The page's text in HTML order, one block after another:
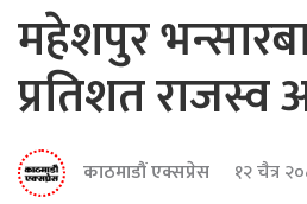
महेशपुर
प्रतिशत राजस्व
काठमाडौं एक्सप्रेस १२ चैत्र